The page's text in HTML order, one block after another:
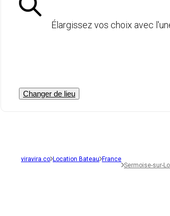
Élargissez vos choix avec
Changer de lieu
viravira.co Location Bateau France
Sermoise-sur-